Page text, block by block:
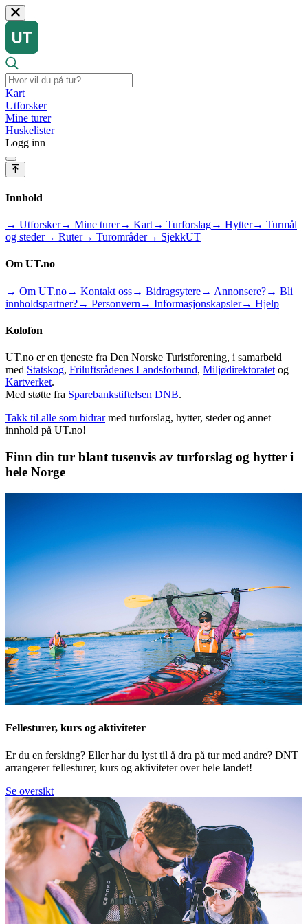
Kart
Utforsker
Mine turer
Huskelister
Logg inn
Innhold
→ Utforsker→ Mine turer→ Kart→ Turforslag→ Hytter→ Turmål
og steder→ Ruter→ Turområder→ SjekkUT
Om UT.no
→ Om UT.no→ Kontakt oss→ Bidragsytere→ Annonsere?→ Bli
innholdspartner?→ Personvern → Informasjonskapsler→ Hjelp
Kolofon
UT.no er en tjeneste fra Den Norske Turistforening, i samarbeid
med Statskog, Friluftsrådenes Landsforbund, Miljødirektoratet og
Kartverket.
Med støtte fra Sparebankstiftelsen DNB.
Takk til alle som bidrar med turforslag, hytter, steder og annet
innhold på UT.no!
Finn din tur blant tusenvis av turforslag og hytter i
hele Norge
Fellesturer, kurs og aktiviteter
Er du en fersking? Eller har du lyst til å dra på tur med andre? DNT
arrangerer fellesturer, kurs og aktiviteter over hele landet!
Se oversikt